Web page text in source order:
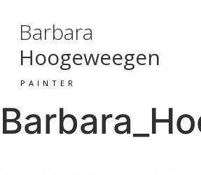
Barbara
Hoogeweegen
PAINTER